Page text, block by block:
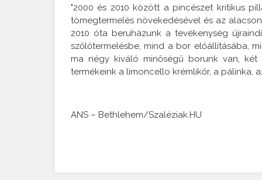
"2000 és 2010 között a pincészet kritikus
tömegtermelés növekedésével és az
2010 óta beruházunk a tevékenység
szőlőtermelésbe, mind a bor előállításába,
ma négy kiváló minőségű borunk van,
termékeink a limoncello krémlikőr, a pálinka,
ANS – Bethlehem/Szaléziak.HU